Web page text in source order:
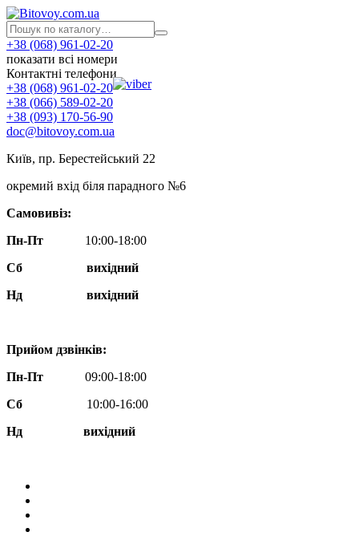
+38 (068) 961-02-20
показати всі номери
Контактні телефони
+38 (068) 961-02-20
+38 (066) 589-02-20
+38 (093) 170-56-90
doc@bitovoy.com.ua
Київ, пр. Берестейський 22
окремий вхід біля парадного №6
Самовивіз:
Пн-Пт
10:00-18:00
Сб
вихідний
Нд
вихідний
Прийом дзвінків:
Пн-Пт
09:00-18:00
Сб
10:00-16:00
Нд вихідний